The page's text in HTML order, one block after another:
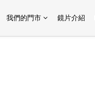
我們的門市 鏡片介紹